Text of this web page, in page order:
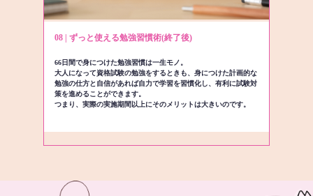
08 | ずっと使える勉強習慣術(終了後)
66日間で身につけた勉強習慣は一生モノ。
大人になって資格試験の勉強をするときも、身につけた計画的な
勉強の仕方と自信があれば自力で学習を習慣化し、有利に試験対
策を進めることができます。
つまり、実際の実施期間以上にそのメリットは大きいのです。